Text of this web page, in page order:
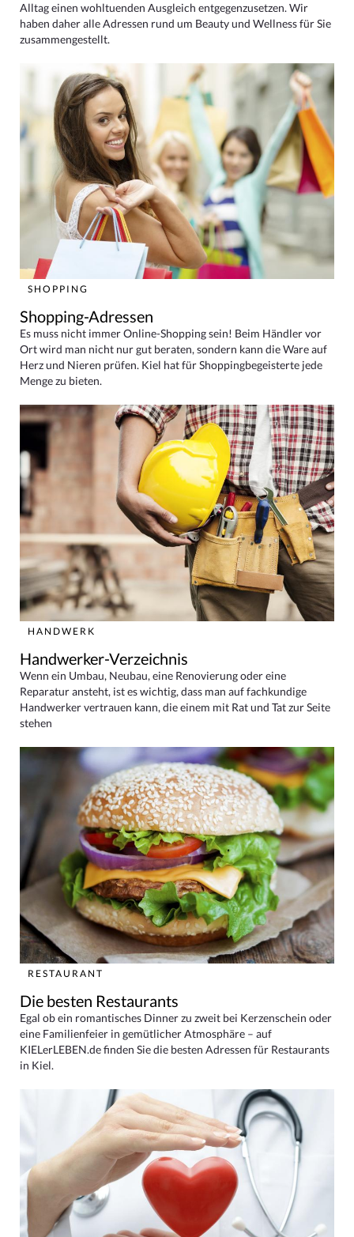
Alltag einen wohltuenden Ausgleich entgegenzusetzen. Wir
haben daher alle Adressen rund um Beauty und Wellness für Sie
zusammengestellt.
SHOPPING
Shopping-Adressen
Es muss nicht immer Online-Shopping sein! Beim Händler vor
Ort wird man nicht nur gut beraten, sondern kann die Ware auf
Herz und Nieren prüfen. Kiel hat für Shoppingbegeisterte jede
Menge zu bieten.
HANDWERK
Handwerker-Verzeichnis
Wenn ein Umbau, Neubau, eine Renovierung oder eine
Reparatur ansteht, ist es wichtig, dass man auf fachkundige
Handwerker vertrauen kann, die einem mit Rat und Tat zur Seite
stehen
RESTAURANT
Die besten Restaurants
Egal ob ein romantisches Dinner zu zweit bei Kerzenschein oder
eine Familienfeier in gemütlicher Atmosphäre – auf
KIELerLEBEN.de finden Sie die besten Adressen für Restaurants
in Kiel.